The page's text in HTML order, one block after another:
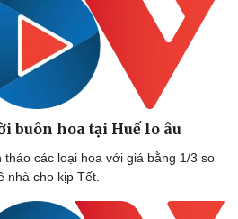
buôn hoa tại Huế lo âu
tháo các loại hoa với giá bằng 1/3 so
nhà cho kịp Tết.